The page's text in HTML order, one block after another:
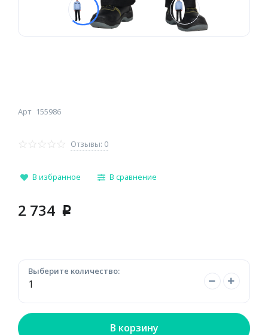
Арт 155986
Отзывы: 0
В избранное В сравнение
2 734 p
Выберите количество:
В корзину